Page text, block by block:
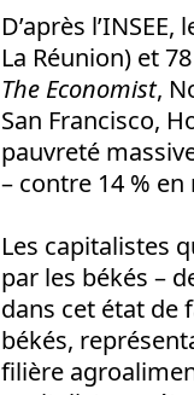
D’après
La Réunion) et
The Economist,
San Francisco,
pauvreté
– contre 14 %
Les capitalistes
par les békés –
dans cet état de
békés,
filière